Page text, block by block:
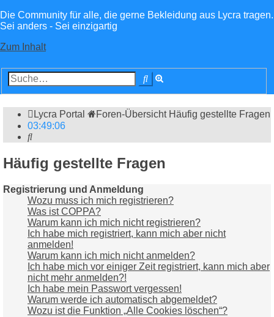
Die Community für alle, die gerne Bekleidung aus Lycra tragen.
Sei anders - Sei einzigartig
Zum Inhalt
Suche
Lycra Portal Foren-Übersicht Häufig gestellte Fragen
03:49:07
Suche
Häufig gestellte Fragen
Registrierung und Anmeldung
Wozu muss ich mich registrieren?
Was ist COPPA?
Warum kann ich mich nicht registrieren?
Ich habe mich registriert, kann mich aber nicht
anmelden!
Warum kann ich mich nicht anmelden?
Ich habe mich vor einiger Zeit registriert, kann mich aber
nicht mehr anmelden?!
Ich habe mein Passwort vergessen!
Warum werde ich automatisch abgemeldet?
Wozu ist die Funktion „Alle Cookies löschen“?